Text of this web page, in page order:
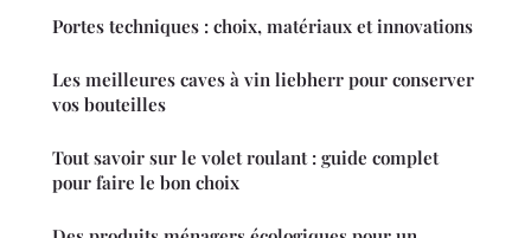
Portes techniques : choix, matériaux et innovations
Les meilleures caves à vin liebherr pour conserver
vos bouteilles
Tout savoir sur le volet roulant : guide complet
pour faire le bon choix